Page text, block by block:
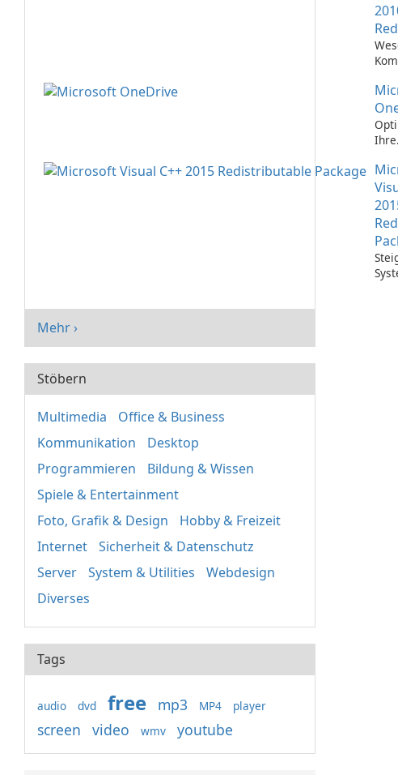
Ihre
mit
Mehr ›
Stöbern
Multimedia
Office & Business
Kommunikation
Desktop
Programmieren
Bildung & Wissen
Spiele & Entertainment
Foto, Grafik & Design
Hobby & Freizeit
Internet
Sicherheit & Datenschutz
Server
System & Utilities
Webdesign
Diverses
Tags
audio dvd free mp3 MP4 player
screen video wmv youtube